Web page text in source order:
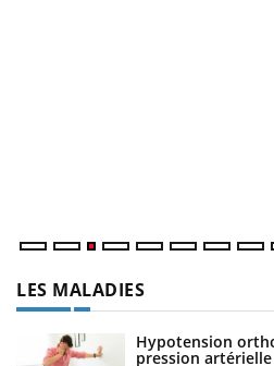
LES MALADIES
Hypotension
pression